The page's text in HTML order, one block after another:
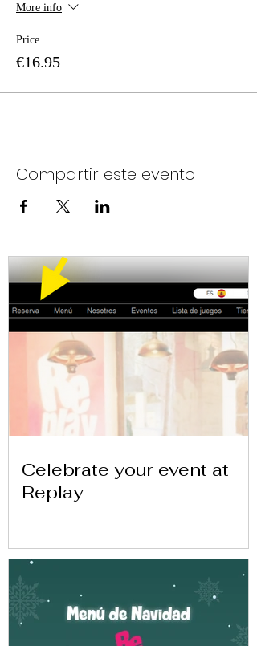
More info
Price
€16.95
Compartir este evento
Celebrate your event at
Replay